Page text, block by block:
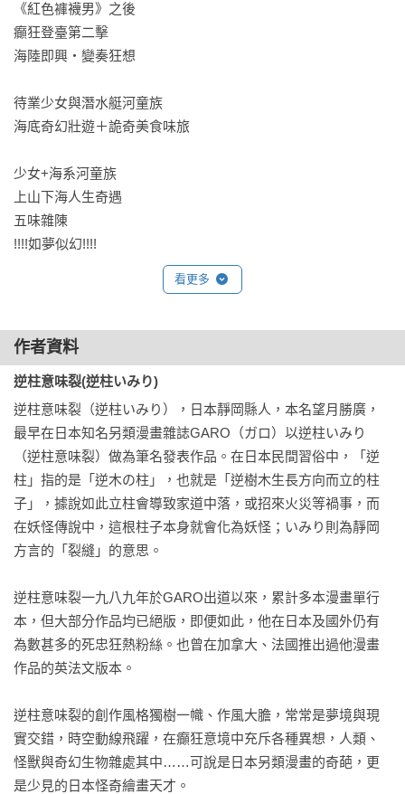
《紅色褲襪男》之後
癲狂登臺第二擊
海陸即興・變奏狂想
待業少女與潛水艇河童族
海底奇幻壯遊＋詭奇美食味旅
少女+海系河童族
上山下海人生奇遇
五味雜陳
!!!!如夢似幻!!!!
看更多
作者資料
逆柱意味裂(逆柱いみり)
逆柱意味裂（逆柱いみり），日本靜岡縣人，本名望月勝廣，
最早在日本知名另類漫畫雜誌GARO（ガロ）以逆柱いみり
（逆柱意味裂）做為筆名發表作品。在日本民間習俗中，「逆
柱」指的是「逆木の柱」，也就是「逆樹木生長方向而立的柱
子」，據說如此立柱會導致家道中落，或招來火災等禍事，而
在妖怪傳說中，這根柱子本身就會化為妖怪；いみり則為靜岡
方言的「裂縫」的意思。
逆柱意味裂一九八九年於GARO出道以來，累計多本漫畫單行
本，但大部分作品均已絕版，即便如此，他在日本及國外仍有
為數甚多的死忠狂熱粉絲。也曾在加拿大、法國推出過他漫畫
作品的英法文版本。
逆柱意味裂的創作風格獨樹一幟、作風大膽，常常是夢境與現
實交錯，時空動線飛躍，在癲狂意境中充斥各種異想，人類、
怪獸與奇幻生物雜處其中……可說是日本另類漫畫的奇葩，更
是少見的日本怪奇繪畫天才。